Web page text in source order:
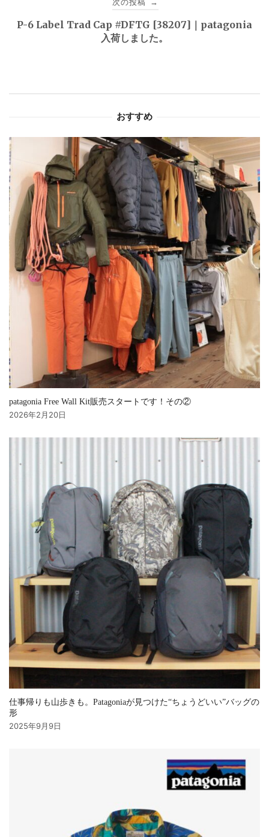
ゲ
→
P-6 Label Trad Cap #DFTG [38207]｜patagonia
入荷しました。
おすすめ
patagonia Free Wall Kit販売スタートです！その②
2026年2月20日
仕事帰りも山歩きも。Patagoniaが見つけた“ちょうどいい”バッグの
形
2025年9月9日